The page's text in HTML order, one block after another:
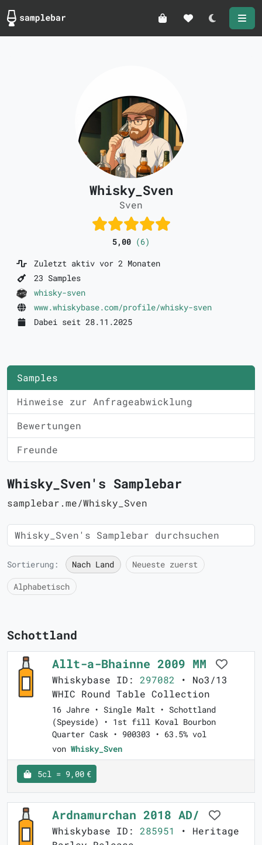
Darkmode
Whisky_Sven
Sven
5,00 (6)
Zuletzt aktiv vor 2 Monaten
23 Samples
whisky-sven
www.whiskybase.com/profile/whisky-sven
Dabei seit 28.11.2025
Samples
Hinweise zur Anfrageabwicklung
Bewertungen
Freunde
Whisky_Sven's Samplebar
samplebar.me/Whisky_Sven
Sortierung: Nach Land
Neueste zuerst
Alphabetisch
Schottland
Allt-a-Bhainne 2009 MM
Whiskybase ID: 297082 • No3/13
WHIC Round Table Collection
16 Jahre • Single Malt • Schottland
(Speyside) • 1st fill Koval Bourbon
Quarter Cask • 900303 • 63.5% vol
von Whisky_Sven
5cl = 9,00 €
Ardnamurchan 2018 AD/
Whiskybase ID: 285951
• Heritage